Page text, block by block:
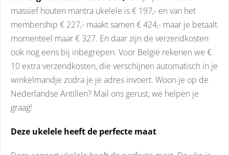
massief houten mantra ukelele is € 197,- en van het
membership € 227,- maakt samen € 424,- maar je betaalt
momenteel maar € 327. En daar zijn de verzendkosten
ook nog eens bij inbegrepen. Voor België rekenen we €
10 extra verzendkosten, die verschijnen automatisch in je
winkelmandje zodra je je adres invoert. Woon je op de
Nederlandse Antillen? Mail ons gerust, we helpen je
graag!
Deze ukelele heeft de perfecte maat